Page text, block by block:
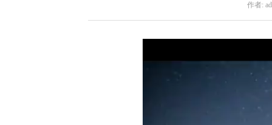
作者: